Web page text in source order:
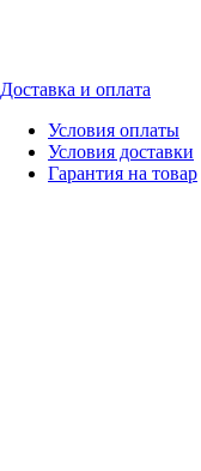
Доставка и оплата
Условия оплаты
Условия доставки
Гарантия на товар